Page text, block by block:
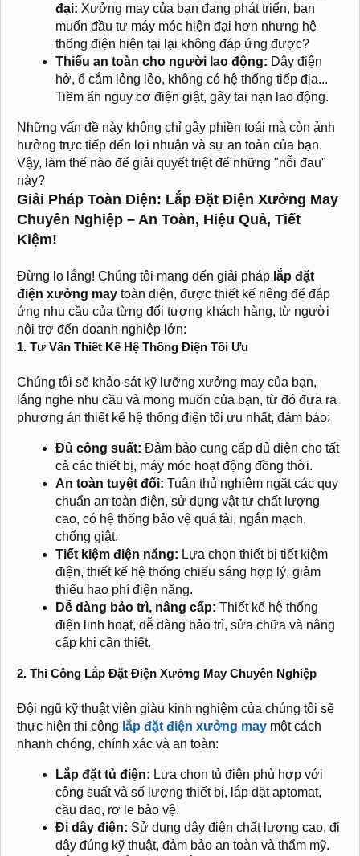
đại: Xưởng may của bạn đang phát triển, bạn
muốn đầu tư máy móc hiện đại hơn nhưng hệ
thống điện hiện tại lại không đáp ứng được?
Thiếu an toàn cho người lao động: Dây điện
hở, ổ cắm lỏng lẻo, không có hệ thống tiếp địa...
Tiềm ẩn nguy cơ điện giật, gây tai nạn lao động.
Những vấn đề này không chỉ gây phiền toái mà còn ảnh
hưởng trực tiếp đến lợi nhuận và sự an toàn của bạn.
Vậy, làm thế nào để giải quyết triệt để những "nỗi đau"
này?
Giải Pháp Toàn Diện: Lắp Đặt Điện Xưởng May
Chuyên Nghiệp – An Toàn, Hiệu Quả, Tiết
Kiệm!
Đừng lo lắng! Chúng tôi mang đến giải pháp lắp đặt
điện xưởng may toàn diện, được thiết kế riêng để đáp
ứng nhu cầu của từng đối tượng khách hàng, từ người
nội trợ đến doanh nghiệp lớn:
1. Tư Vấn Thiết Kế Hệ Thống Điện Tối Ưu
Chúng tôi sẽ khảo sát kỹ lưỡng xưởng may của bạn,
lắng nghe nhu cầu và mong muốn của bạn, từ đó đưa ra
phương án thiết kế hệ thống điện tối ưu nhất, đảm bảo:
Đủ công suất: Đảm bảo cung cấp đủ điện cho tất
cả các thiết bị, máy móc hoạt động đồng thời.
An toàn tuyệt đối: Tuân thủ nghiêm ngặt các quy
chuẩn an toàn điện, sử dụng vật tư chất lượng
cao, có hệ thống bảo vệ quá tải, ngắn mạch,
chống giật.
Tiết kiệm điện năng: Lựa chọn thiết bị tiết kiệm
điện, thiết kế hệ thống chiếu sáng hợp lý, giảm
thiểu hao phí điện năng.
Dễ dàng bảo trì, nâng cấp: Thiết kế hệ thống
điện linh hoạt, dễ dàng bảo trì, sửa chữa và nâng
cấp khi cần thiết.
2. Thi Công Lắp Đặt Điện Xưởng May Chuyên Nghiệp
Đội ngũ kỹ thuật viên giàu kinh nghiệm của chúng tôi sẽ
thực hiện thi công lắp đặt điện xưởng may một cách
nhanh chóng, chính xác và an toàn:
Lắp đặt tủ điện: Lựa chọn tủ điện phù hợp với
công suất và số lượng thiết bị, lắp đặt aptomat,
cầu dao, rơ le bảo vệ.
Đi dây điện: Sử dụng dây điện chất lượng cao, đi
dây đúng kỹ thuật, đảm bảo an toàn và thẩm mỹ.